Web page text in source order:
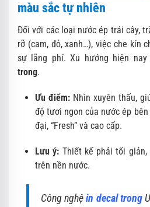
màu sắc tự nhiên
Đối với các loại nước ép trái cây,
rỡ (cam, đỏ, xanh…), việc che kín
sự lãng phí. Xu hướng hiện
trong.
Ưu điểm: Nhìn xuyên thấu,
độ tươi ngon của nước ép
đại, “Fresh” và cao cấp.
Lưu ý: Thiết kế phải tối
trên nền nước.
Công nghệin decal trong